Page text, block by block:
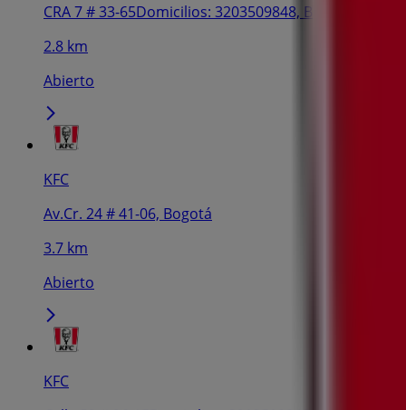
CRA 7 # 33-65Domicilios: 3203509848, Bogotá
2.8 km
Abierto
KFC
Av.Cr. 24 # 41-06, Bogotá
3.7 km
Abierto
KFC